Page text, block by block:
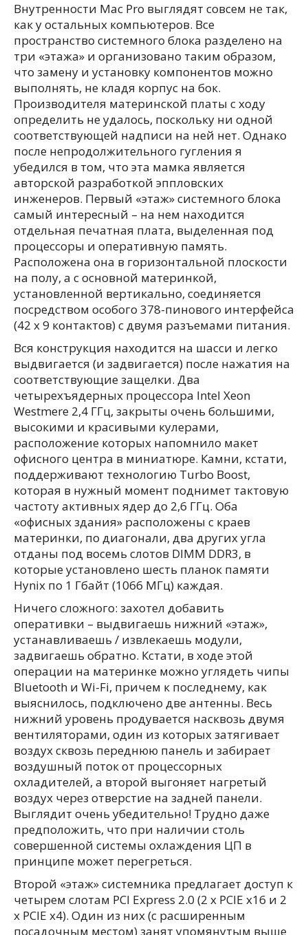
Внутренности Mac Pro выглядят совсем не так,
как у остальных компьютеров. Все
пространство системного блока разделено на
три «этажа» и организовано таким образом,
что замену и установку компонентов можно
выполнять, не кладя корпус на бок.
Производителя материнской платы с ходу
определить не удалось, поскольку ни одной
соответствующей надписи на ней нет. Однако
после непродолжительного гугления я
убедился в том, что эта мамка является
авторской разработкой эппловских
инженеров. Первый «этаж» системного блока
самый интересный – на нем находится
отдельная печатная плата, выделенная под
процессоры и оперативную память.
Расположена она в горизонтальной плоскости
на полу, а с основной материнкой,
установленной вертикально, соединяется
посредством особого 378-пинового интерфейса
(42 х 9 контактов) с двумя разъемами питания.
Вся конструкция находится на шасси и легко
выдвигается (и задвигается) после нажатия на
соответствующие защелки. Два
четырехъядерных процессора Intel Xeon
Westmere 2,4 ГГц, закрыты очень большими,
высокими и красивыми кулерами,
расположение которых напомнило макет
офисного центра в миниатюре. Камни, кстати,
поддерживают технологию Turbo Boost,
которая в нужный момент поднимет тактовую
частоту активных ядер до 2,6 ГГц. Оба
«офисных здания» расположены с краев
материнки, по диагонали, два других угла
отданы под восемь слотов DIMM DDR3, в
которые установлено шесть планок памяти
Hynix по 1 Гбайт (1066 МГц) каждая.
Ничего сложного: захотел добавить
оперативки – выдвигаешь нижний «этаж»,
устанавливаешь / извлекаешь модули,
задвигаешь обратно. Кстати, в ходе этой
операции на материнке можно углядеть чипы
Bluetooth и Wi-Fi, причем к последнему, как
выяснилось, подключено две антенны. Весь
нижний уровень продувается насквозь двумя
вентиляторами, один из которых затягивает
воздух сквозь переднюю панель и забирает
воздушный поток от процессорных
охладителей, а второй выгоняет нагретый
воздух через отверстие на задней панели.
Выглядит очень убедительно! Трудно даже
предположить, что при наличии столь
совершенной системы охлаждения ЦП в
принципе может перегреться.
Второй «этаж» системника предлагает доступ к
четырем слотам PCI Express 2.0 (2 х PCIE х16 и 2
х PCIE х4). Один из них (с расширенным
посадочным местом) занят упомянутым выше